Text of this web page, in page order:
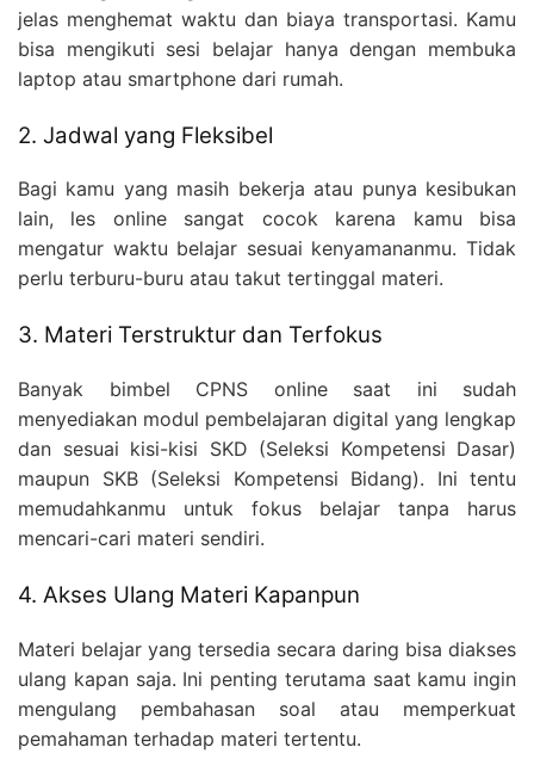
jelas menghemat waktu dan biaya transportasi. Kamu
bisa mengikuti sesi belajar hanya dengan membuka
laptop atau smartphone dari rumah.
2. Jadwal yang Fleksibel
Bagi kamu yang masih bekerja atau punya kesibukan
lain, les online sangat cocok karena kamu bisa
mengatur waktu belajar sesuai kenyamananmu. Tidak
perlu terburu-buru atau takut tertinggal materi.
3. Materi Terstruktur dan Terfokus
Banyak bimbel CPNS online saat ini sudah
menyediakan modul pembelajaran digital yang lengkap
dan sesuai kisi-kisi SKD (Seleksi Kompetensi Dasar)
maupun SKB (Seleksi Kompetensi Bidang). Ini tentu
memudahkanmu untuk fokus belajar tanpa harus
mencari-cari materi sendiri.
4. Akses Ulang Materi Kapanpun
Materi belajar yang tersedia secara daring bisa diakses
ulang kapan saja. Ini penting terutama saat kamu ingin
mengulang pembahasan soal atau memperkuat
pemahaman terhadap materi tertentu.